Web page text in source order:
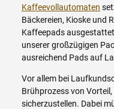
Kaffeevollautomaten
Bäckereien, Kioske und
Kaffeepads
unserer großzügigen
ausreichend Pads auf
Vor allem bei
Brühprozess von
sicherzustellen. Dabei